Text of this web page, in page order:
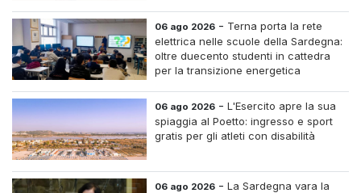
06 ago 2026 - Terna porta la rete
elettrica nelle scuole della Sardegna:
oltre duecento studenti in cattedra
per la transizione energetica
06 ago 2026 -L'Esercito apre la sua
spiaggia al Poetto: ingresso e sport
gratis per gli atleti con disabilità
06 ago 2026 -La Sardegna vara la